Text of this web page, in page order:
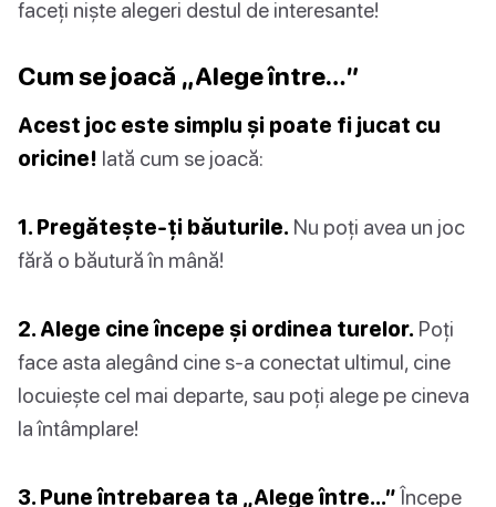
faceți niște alegeri destul de interesante!
Cum se joacă „Alege între…”
Acest joc este simplu și poate fi jucat cu
oricine! Iată cum se joacă:
1. Pregătește-ți băuturile. Nu poți avea un joc
fără o băutură în mână!
2. Alege cine începe și ordinea turelor. Poți
face asta alegând cine s-a conectat ultimul, cine
locuiește cel mai departe, sau poți alege pe cineva
la întâmplare!
3. Pune întrebarea ta „Alege între…”Începe